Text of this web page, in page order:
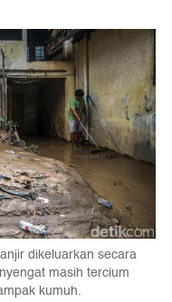
dikeluarkan secara
masih tercium
kumuh.